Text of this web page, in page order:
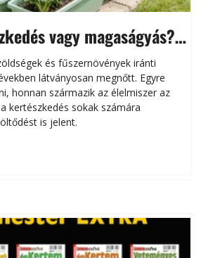
vagy magaságyás?
és fűszernövények iránti
látványosan megnőtt. Egyre
honnan származik az élelmiszer az
kertészkedés sokak számára
is jelent.